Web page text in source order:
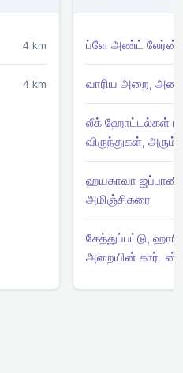
4 km
4 km
ப்ளே அண்ட் லேர்ன்,
வாரிய அறை,
லீக் ஹோட்டல்கள்
விருந்துகள்,
ஹயகாவா
அமிஞ்சிகரை
சேத்துப்பட்டு,
அறையின் கார்டன்